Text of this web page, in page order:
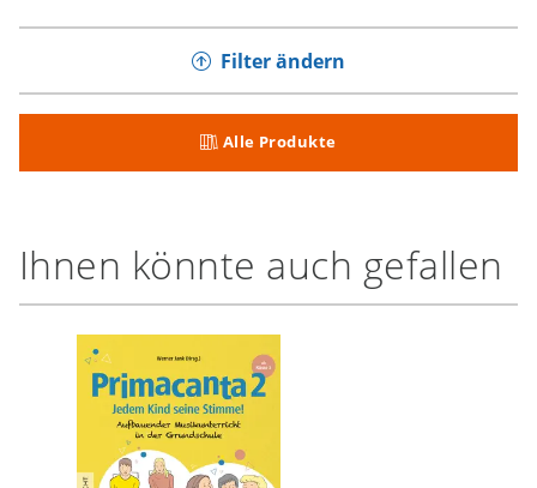
Filter ändern
Alle Produkte
Ihnen könnte auch gefallen